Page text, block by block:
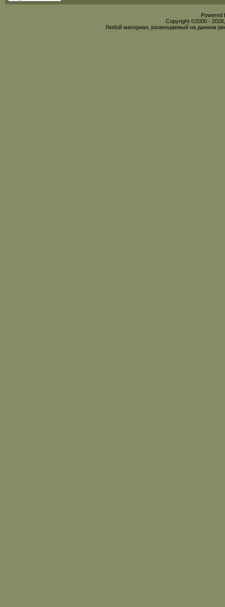
Powered
Copyright ©2000 -
Любой материал, размещаемый на данном